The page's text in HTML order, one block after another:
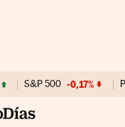
S&P 500 -0,17%